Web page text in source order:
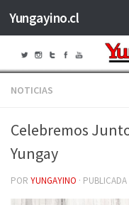
Saltar al contenido
Yungayino.cl
NOTICIAS
Celebremos
Yungay
POR YUNGAYINO · PUBLICADA